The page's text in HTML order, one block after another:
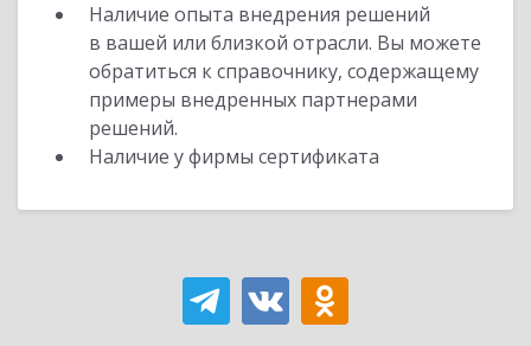
Наличие опыта внедрения решений
в вашей или близкой отрасли. Вы можете
обратиться к справочнику, содержащему
примеры внедренных партнерами
решений.
Наличие у фирмы сертификата